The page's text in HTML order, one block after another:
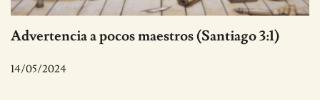
Advertencia a pocos maestros (Santiago 3:1)
14/05/2024